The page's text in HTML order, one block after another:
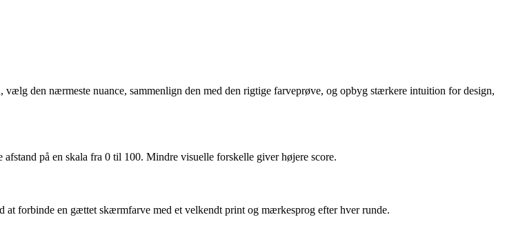
den nærmeste nuance, sammenlign den med den rigtige farveprøve, og opbyg stærkere intuition for design,
på en skala fra 0 til 100. Mindre visuelle forskelle giver højere score.
forbinde en gættet skærmfarve med et velkendt print og mærkesprog efter hver runde.